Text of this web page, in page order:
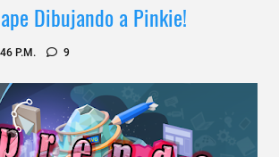
Dibujando a Pinkie!
P.m. 9